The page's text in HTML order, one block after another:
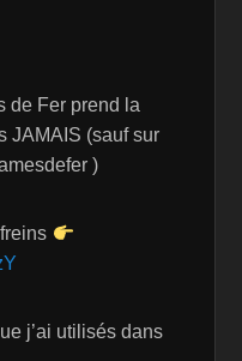
de Fer prend la
JAMAIS (sauf sur
)
j’ai utilisés dans